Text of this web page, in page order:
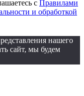
с Правилами
и обработкой
нашего
сайт, мы будем